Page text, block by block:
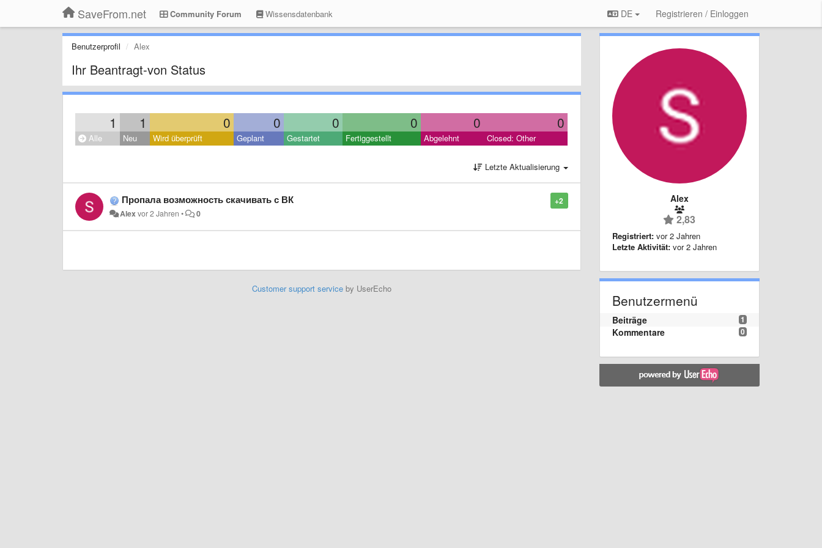
SaveFrom.net Community Forum Wissensdatenbank DE Registrieren / Einloggen
Benutzerprofil Alex
Ihr Beantragt-von Status
1 1 0 0 0 0 0 0
Alle Neu Wird überprüft Geplant Gestartet Fertiggestellt Abgelehnt Closed: Other
Letzte Aktualisierung
+2
Пропала возможность скачивать с ВК
Alexvor 2 Jahren • 0
Customer support serviceby UserEcho
Alex
2,83
Registriert: vor 2 Jahren
Letzte Aktivität: vor 2 Jahren
Benutzermenü
1
Beiträge
0
Kommentare